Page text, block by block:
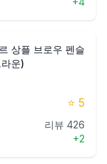
상플 브로우 펜슬
운)
⭐ 5
리뷰 426
+2